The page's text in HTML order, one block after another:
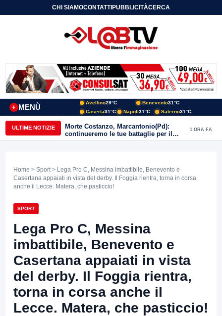
CHI SIAMOCONTATTIPUBBLICITÀCERCA
MENÙ
+
Avellino29°C Benevento31°C
Caserta31°C Napoli31°C Salerno31°C
ULTIME NOTIZIE
Morte Costanzo, Marcantonio(Pd):
continueremo le tue battaglie per il
Sannio
1 ORA FA
Home > Sport > Lega Pro C, Messina imbattibile, Benevento e
Casertana appaiati in vista del derby. Il Foggia rientra, torna in corsa
anche il Lecce. Matera, che pasticcio!
SPORT
Lega Pro C, Messina
imbattibile, Benevento e
Casertana appaiati in vista
del derby. Il Foggia rientra,
torna in corsa anche il
Lecce. Matera, che pasticcio!